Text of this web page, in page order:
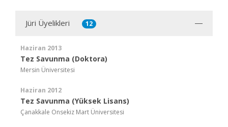
Jüri Üyelikleri 12
Haziran 2013
Tez Savunma (Doktora)
Mersin Üniversitesi
Haziran 2012
Tez Savunma (Yüksek Lisans)
Çanakkale Onsekiz Mart Üniversitesi